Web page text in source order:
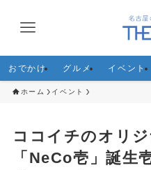
おでかけ グルメ イベント
ホーム イベント
ココイチのオリ
「NeCo壱」誕生